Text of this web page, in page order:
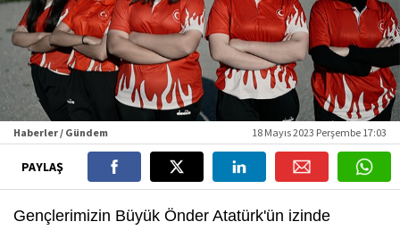
Haberler / Gündem 18 Mayıs 2023 Perşembe 17:03
PAYLAŞ
Gençlerimizin Büyük Önder Atatürk'ün izinde